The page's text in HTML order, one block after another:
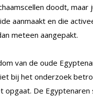
doodt,
aanmaakt en die
meteen aangepakt.
van de oude
bij het onderzoek
opgaat. De